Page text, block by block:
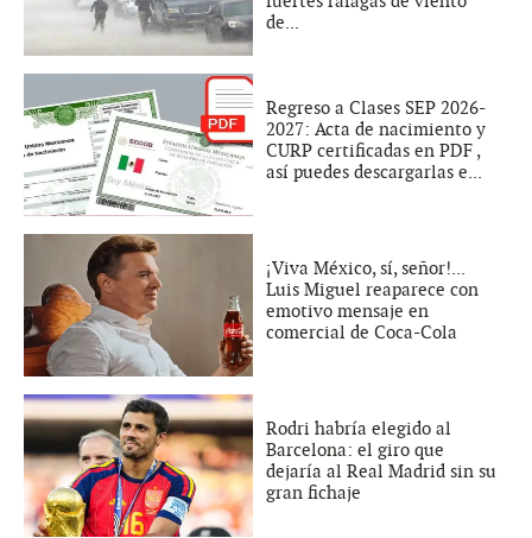
de...
Regreso a Clases SEP 2026-
2027: Acta de nacimiento y
CURP certificadas en PDF ,
así puedes descargarlas e...
¡Viva México, sí, señor!...
Luis Miguel reaparece con
emotivo mensaje en
comercial de Coca-Cola
Rodri habría elegido al
Barcelona: el giro que
dejaría al Real Madrid sin su
gran fichaje